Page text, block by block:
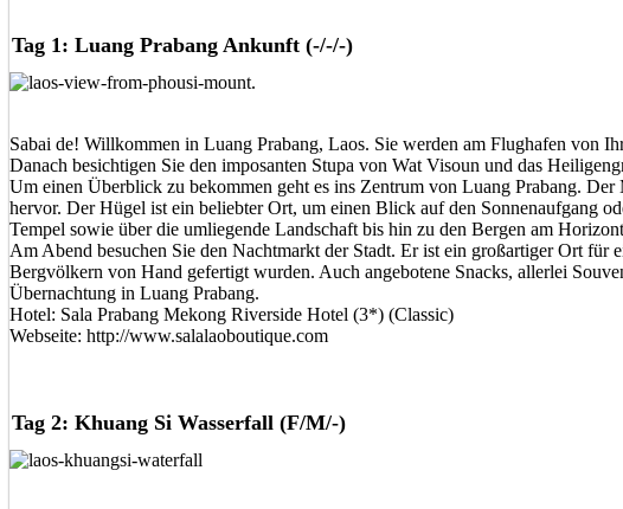
Tag 1: Luang Prabang Ankunft (-/-/-)
Sabai de! Willkommen in Luang Prabang, Laos. Sie werden am Flughafen von
Danach besichtigen Sie den imposanten Stupa von Wat Visoun und das
Um einen Überblick zu bekommen geht es ins Zentrum von Luang Prabang.
hervor. Der Hügel ist ein beliebter Ort, um einen Blick auf den Sonnenaufgang
Tempel sowie über die umliegende Landschaft bis hin zu den Bergen am
Am Abend besuchen Sie den Nachtmarkt der Stadt. Er ist ein großartiger Ort
Bergvölkern von Hand gefertigt wurden. Auch angebotene Snacks, allerlei
Übernachtung in Luang Prabang.
Hotel: Sala Prabang Mekong Riverside Hotel (3*) (Classic)
Webseite: http://www.salalaoboutique.com
Tag 2: Khuang Si Wasserfall (F/M/-)